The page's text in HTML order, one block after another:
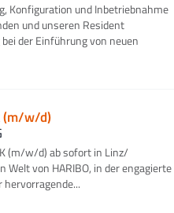
Konfiguration und Inbetriebnahme
und unseren Resident
der Einführung von neuen
(m/w/d)
(m/w/d) ab sofort in Linz/
von HARIBO, in der engagierte